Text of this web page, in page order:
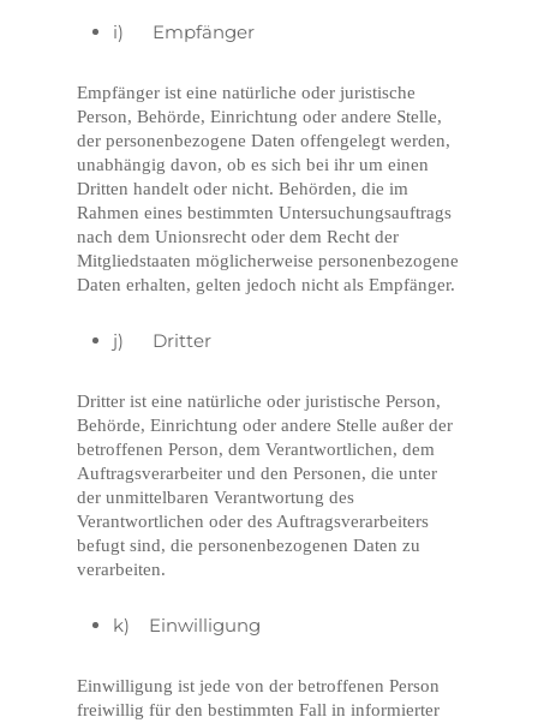
i) Empfänger
Empfänger ist eine natürliche oder juristische
Person, Behörde, Einrichtung oder andere Stelle,
der personenbezogene Daten offengelegt werden,
unabhängig davon, ob es sich bei ihr um einen
Dritten handelt oder nicht. Behörden, die im
Rahmen eines bestimmten Untersuchungsauftrags
nach dem Unionsrecht oder dem Recht der
Mitgliedstaaten möglicherweise personenbezogene
Daten erhalten, gelten jedoch nicht als Empfänger.
j) Dritter
Dritter ist eine natürliche oder juristische Person,
Behörde, Einrichtung oder andere Stelle außer der
betroffenen Person, dem Verantwortlichen, dem
Auftragsverarbeiter und den Personen, die unter
der unmittelbaren Verantwortung des
Verantwortlichen oder des Auftragsverarbeiters
befugt sind, die personenbezogenen Daten zu
verarbeiten.
k) Einwilligung
Einwilligung ist jede von der betroffenen Person
freiwillig für den bestimmten Fall in informierter